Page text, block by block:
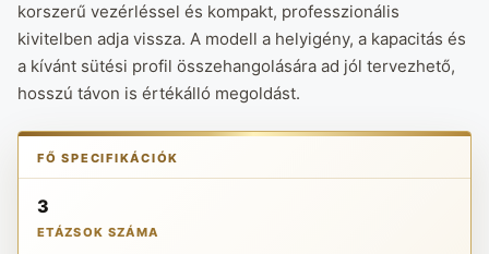
korszerű vezérléssel és kompakt, professzionális
kivitelben adja vissza. A modell a helyigény, a kapacitás és
a kívánt sütési profil összehangolására ad jól tervezhető,
hosszú távon is értékálló megoldást.
FŐ SPECIFIKÁCIÓK
3
ETÁZSOK SZÁMA